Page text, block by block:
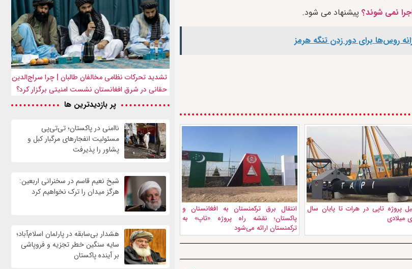
نمی شوند؟ پیشنهاد می شود.
روس‌ها برای دور زدن تنگه هرمز
پروژه تاپی در هرات تا پایان سال
میلادی
انتقال برق ترکمنستان به افغانستان و
پاکستان؛ نقشه راه پروژه «تاپ» به
ترکمنستان ارائه می‌شود
تشدید تحرکات نظامی مخالفان طالبان | چرا سراج‌الدین
حقانی در شرق افغانستان نشست امنیتی برگزار کرد؟
پر بازدیدترین ها
ناامنی در پاکستان؛ تی‌تی‌پی
مسئولیت انفجارهای مرگبار کبل و
پشاور را پذیرفت
شیخ نعیم قاسم در سخنرانی اربعین:
هرگز میدان را ترک نخواهیم کرد
هشدار بی‌سابقه در پارلمان اسلام‌آباد؛
سایه سنگین خطر تجزیه و فروپاشی
بر آینده پاکستان